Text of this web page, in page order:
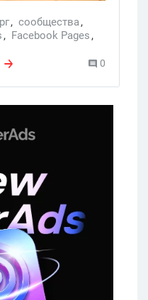
, сообщества,
, Facebook Pages,
0